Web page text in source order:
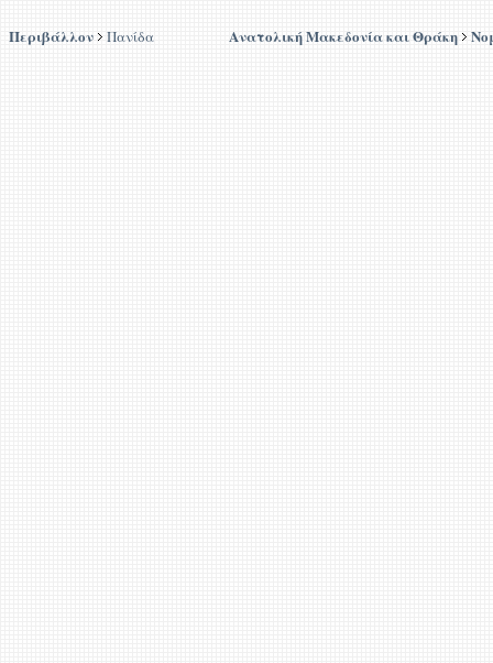
Περιβάλλον Πανίδα Ανατολική Μακεδονία και Θράκη